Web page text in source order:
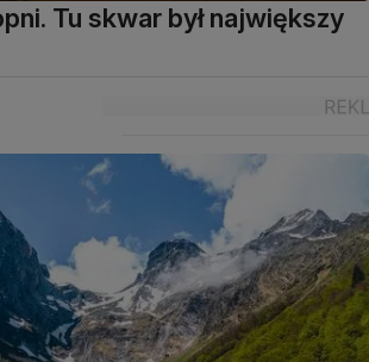
Tu skwar był największy